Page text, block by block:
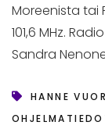
Moreenista tai
101,6 MHz.
Sandra
HANNE